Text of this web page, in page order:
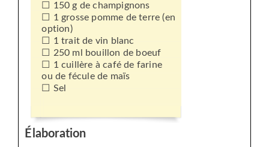
150 g de champignons
1 grosse pomme de terre (en
option)
1 trait de vin blanc
250 ml bouillon de boeuf
1 cuillère à café de farine
ou de fécule de maïs
Sel
Élaboration